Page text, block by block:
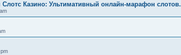
Казино: Ультимативный онлайн-марафон слотов.